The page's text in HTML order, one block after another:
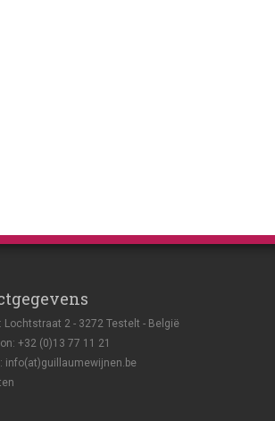
Lochtstraat 2 - 3272 Testelt - België
+32 (0)13 77 11 21
info(at)guillaumewijnen.be